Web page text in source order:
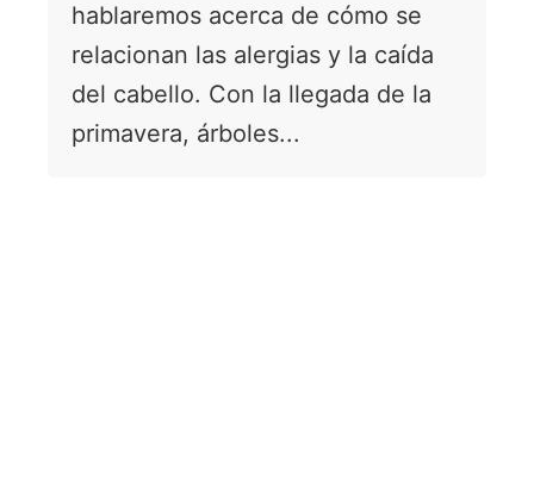
hablaremos acerca de cómo se
relacionan las alergias y la caída
del cabello. Con la llegada de la
primavera, árboles...